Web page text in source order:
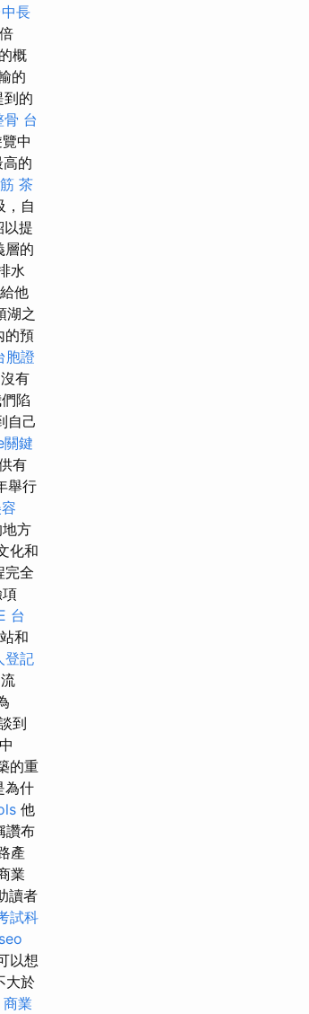
長
概
的
到的
骨 台
中
的
茶
，自
以提
層的
水
他
湖之
的預
胞證
有
陷
自己
鍵
有
舉行
方
化和
完全
台
和
登記
到
的重
為什
他
讚布
產
業
讀者
試科
以想
大於
商業